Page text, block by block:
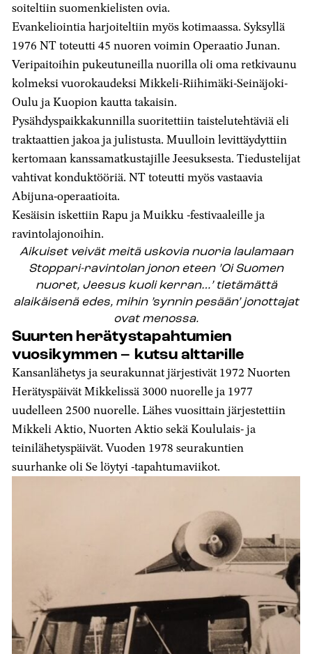
soiteltiin suomenkielisten ovia.
Evankeliointia harjoiteltiin myös kotimaassa. Syksyllä
1976 NT toteutti 45 nuoren voimin Operaatio Junan.
Veripaitoihin pukeutuneilla nuorilla oli oma retkivaunu
kolmeksi vuorokaudeksi Mikkeli-Riihimäki-Seinäjoki-
Oulu ja Kuopion kautta takaisin.
Pysähdyspaikkakunnilla suoritettiin taistelutehtäviä eli
traktaattien jakoa ja julistusta. Muulloin levittäydyttiin
kertomaan kanssamatkustajille Jeesuksesta. Tiedustelijat
vahtivat konduktööriä. NT toteutti myös vastaavia
Abijuna-operaatioita.
Kesäisin iskettiin Rapu ja Muikku -festivaaleille ja
ravintolajonoihin.
Aikuiset veivät meitä uskovia nuoria laulamaan
Stoppari-ravintolan jonon eteen ’Oi Suomen
nuoret, Jeesus kuoli kerran…’ tietämättä
alaikäisenä edes, mihin ’synnin pesään’ jonottajat
ovat menossa.
Suurten herätystapahtumien
vuosikymmen – kutsu alttarille
Kansanlähetys ja seurakunnat järjestivät 1972 Nuorten
Herätyspäivät Mikkelissä 3000 nuorelle ja 1977
uudelleen 2500 nuorelle. Lähes vuosittain järjestettiin
Mikkeli Aktio, Nuorten Aktio sekä Koululais- ja
teinilähetyspäivät. Vuoden 1978 seurakuntien
suurhanke oli Se löytyi -tapahtumaviikot.